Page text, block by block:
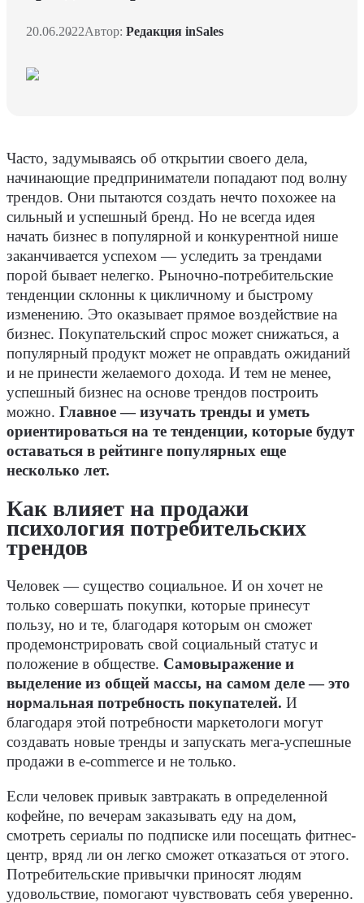
20.06.2022Автор: Редакция inSales
Часто, задумываясь об открытии своего дела,
начинающие предприниматели попадают под волну
трендов. Они пытаются создать нечто похожее на
сильный и успешный бренд. Но не всегда идея
начать бизнес в популярной и конкурентной нише
заканчивается успехом — уследить за трендами
порой бывает нелегко. Рыночно-потребительские
тенденции склонны к цикличному и быстрому
изменению. Это оказывает прямое воздействие на
бизнес. Покупательский спрос может снижаться, а
популярный продукт может не оправдать ожиданий
и не принести желаемого дохода. И тем не менее,
успешный бизнес на основе трендов построить
можно. Главное — изучать тренды и уметь
ориентироваться на те тенденции, которые будут
оставаться в рейтинге популярных еще
несколько лет.
Как влияет на продажи
психология потребительских
трендов
Человек — существо социальное. И он хочет не
только совершать покупки, которые принесут
пользу, но и те, благодаря которым он сможет
продемонстрировать свой социальный статус и
положение в обществе. Самовыражение и
выделение из общей массы, на самом деле — это
нормальная потребность покупателей. И
благодаря этой потребности маркетологи могут
создавать новые тренды и запускать мега-успешные
продажи в e-commerce и не только.
Если человек привык завтракать в определенной
кофейне, по вечерам заказывать еду на дом,
смотреть сериалы по подписке или посещать фитнес-
центр, вряд ли он легко сможет отказаться от этого.
Потребительские привычки приносят людям
удовольствие, помогают чувствовать себя уверенно.